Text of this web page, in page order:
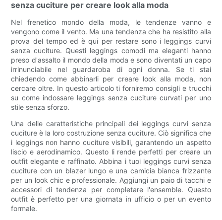
senza cuciture per creare look alla moda
Nel frenetico mondo della moda, le tendenze vanno e
vengono come il vento. Ma una tendenza che ha resistito alla
prova del tempo ed è qui per restare sono i leggings curvi
senza cuciture. Questi leggings comodi ma eleganti hanno
preso d'assalto il mondo della moda e sono diventati un capo
irrinunciabile nel guardaroba di ogni donna. Se ti stai
chiedendo come abbinarli per creare look alla moda, non
cercare oltre. In questo articolo ti forniremo consigli e trucchi
su come indossare leggings senza cuciture curvati per uno
stile senza sforzo.
Una delle caratteristiche principali dei leggings curvi senza
cuciture è la loro costruzione senza cuciture. Ciò significa che
i leggings non hanno cuciture visibili, garantendo un aspetto
liscio e aerodinamico. Questo li rende perfetti per creare un
outfit elegante e raffinato. Abbina i tuoi leggings curvi senza
cuciture con un blazer lungo e una camicia bianca frizzante
per un look chic e professionale. Aggiungi un paio di tacchi e
accessori di tendenza per completare l'ensemble. Questo
outfit è perfetto per una giornata in ufficio o per un evento
formale.